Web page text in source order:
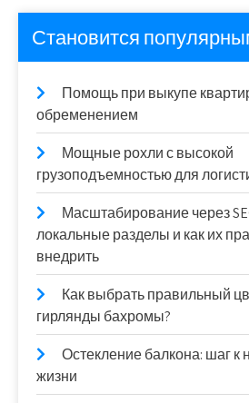
Становится
Помощь при выкупе
обременением
Мощные рохли с высокой
грузоподъемностью для
Масштабирование через
локальные разделы и как их
внедрить
Как выбрать правильный
гирлянды бахромы?
Остекление балкона: шаг к
жизни